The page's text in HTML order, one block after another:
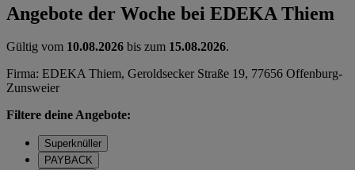
Angebote der Woche bei EDEKA Thiem
Gültig vom 10.08.2026 bis zum 15.08.2026.
Firma: EDEKA Thiem, Geroldsecker Straße 19, 77656 Offenburg-
Zunsweier
Filtere deine Angebote:
Superknüller
PAYBACK